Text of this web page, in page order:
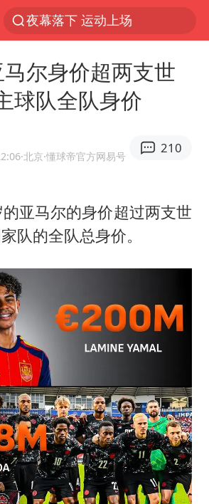
夜幕落下 运动上场
Meta被判支付5.67亿美元
47岁妈妈突然产女 26岁女儿：很震惊
日本广岛民众举行游行反对政府行径
21楼高空抛物嫌疑人被拘留
实探山东最热的“中国蔬菜之乡”
台风白海豚最新路径研判来了
现代版摸金校尉落网查获400多枚古币
服务实体经济 财政金融打出组合拳
男子结婚8年发现3个女儿均非亲生
奋进开新局 实干挑大梁
尔身价超两支世
球队全队身价
·北京·懂球帝官方网易号
210
亚马尔的身价超过两支世
队的全队总身价。